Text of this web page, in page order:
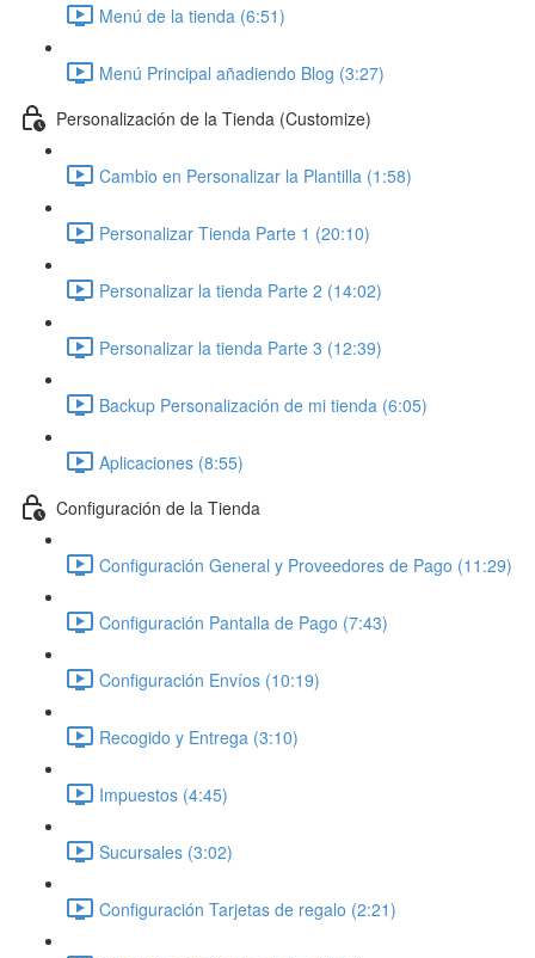
Menú de la tienda (6:51)
Menú Principal añadiendo Blog (3:27)
Personalización de la Tienda (Customize)
Cambio en Personalizar la Plantilla (1:58)
Personalizar Tienda Parte 1 (20:10)
Personalizar la tienda Parte 2 (14:02)
Personalizar la tienda Parte 3 (12:39)
Backup Personalización de mi tienda (6:05)
Aplicaciones (8:55)
Configuración de la Tienda
Configuración General y Proveedores de Pago (11:29)
Configuración Pantalla de Pago (7:43)
Configuración Envíos (10:19)
Recogido y Entrega (3:10)
Impuestos (4:45)
Sucursales (3:02)
Configuración Tarjetas de regalo (2:21)